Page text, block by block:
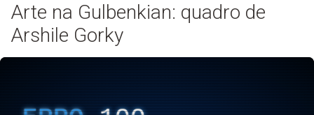
Arte na Gulbenkian: quadro de
Arshile Gorky